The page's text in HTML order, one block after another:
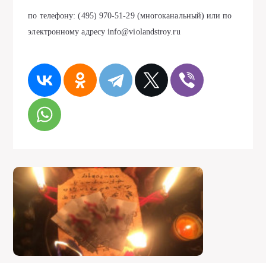
по телефону: (495) 970-51-29 (многоканальный) или по
электронному адресу info@violandstroy.ru